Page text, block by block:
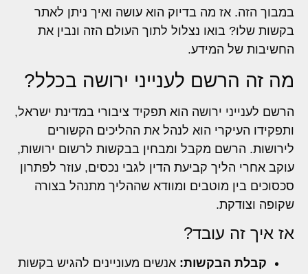
במבוך הזה. אז מה בדיוק הוא עושה ואיך ניתן לאתר
בקשות שלו? בואו נצלול לתוך העולם הזה ונבין את
החשיבות של המידע.
מה זה הרשם לענייני ירושה בכלל?
הרשם לענייני ירושה הוא תפקיד ציבורי במדינת ישראל,
ותפקידו העיקרי הוא לנהל את ההליכים הקשורים
לירושות. הרשם מקבל ומבחין בבקשות לרשום ירושות,
עוקב אחרי הליך קביעת הדין לגבי נכסים, עוזר לפתרון
סכסוכים בין מוטבים ומוודא שההליך מתנהל בצורה
שקופה וצודקת.
אז איך זה עובד?
קבלת הבקשות: אנשים מעוניינים להגיש בקשות